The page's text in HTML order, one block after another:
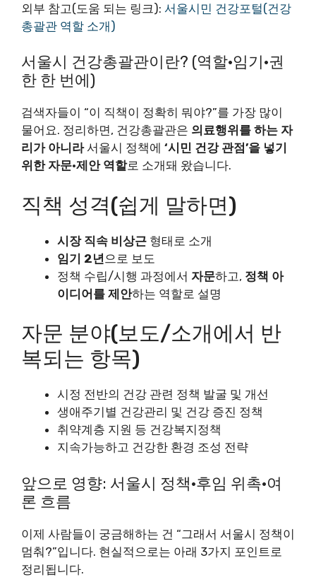
외부 참고(도움 되는 링크): 서울시민 건강포털(건강
총괄관 역할 소개)
서울시 건강총괄관이란? (역할·임기·권
한 한 번에)
검색자들이 “이 직책이 정확히 뭐야?”를 가장 많이
물어요. 정리하면, 건강총괄관은 의료행위를 하는 자
리가 아니라서울시 정책에 ‘시민 건강 관점’을 넣기
위한 자문·제안 역할로 소개돼 왔습니다.
직책 성격(쉽게 말하면)
시장 직속 비상근 형태로 소개
임기 2년 으로 보도
정책 수립/시행 과정에서 자문하고, 정책 아
이디어를 제안하는 역할로 설명
자문 분야(보도/소개에서 반
복되는 항목)
시정 전반의 건강 관련 정책 발굴 및 개선
생애주기별 건강관리 및 건강 증진 정책
취약계층 지원 등 건강복지정책
지속가능하고 건강한 환경 조성 전략
앞으로 영향: 서울시 정책·후임 위촉·여
론 흐름
이제 사람들이 궁금해하는 건 “그래서 서울시 정책이
멈춰?”입니다. 현실적으로는 아래 3가지 포인트로
정리됩니다.